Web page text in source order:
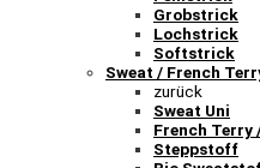
Grobstrick
Lochstrick
Softstrick
Sweat / French
zurück
Sweat Uni
French Terry
Steppstoff